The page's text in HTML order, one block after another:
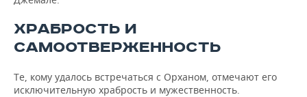
ХРАБРОСТЬ И
САМООТВЕРЖЕННОСТЬ
Те, кому удалось встречаться с Орханом, отмечают его
исключительную храбрость и мужественность.